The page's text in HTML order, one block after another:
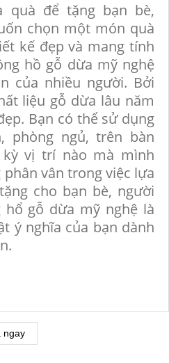
quà để tặng bạn bè,
chọn một món quà
kế đẹp và mang tính
hồ gỗ dừa mỹ nghệ
của nhiều người. Bởi
liệu gỗ dừa lâu năm
Bạn có thể sử dụng
phòng ngủ, trên bàn
vị trí nào mà mình
vân trong việc lựa
cho bạn bè, người
gỗ dừa mỹ nghệ là
ý nghĩa của bạn dành
ngay